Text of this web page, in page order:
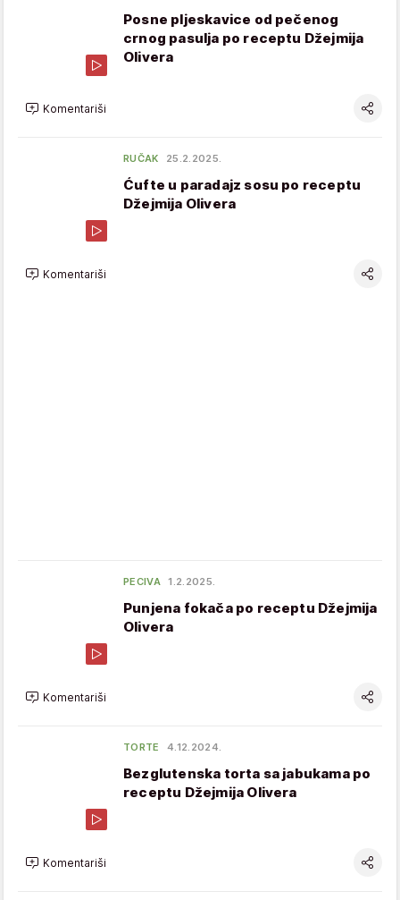
Posne pljeskavice od pečenog
crnog pasulja po receptu Džejmija
Olivera
Komentariši
RUČAK 25.2.2025.
Ćufte u paradajz sosu po receptu
Džejmija Olivera
Komentariši
PECIVA 1.2.2025.
Punjena fokača po receptu Džejmija
Olivera
Komentariši
TORTE 4.12.2024.
Bezglutenska torta sa jabukama po
receptu Džejmija Olivera
Komentariši